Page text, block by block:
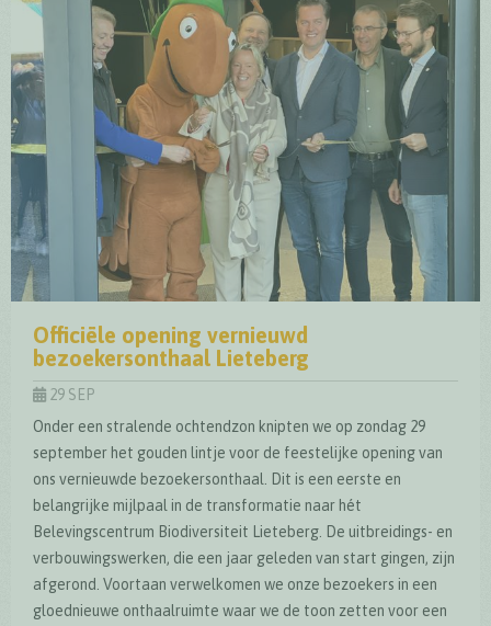
Officiële opening vernieuwd
bezoekersonthaal Lieteberg
29 SEP
Onder een stralende ochtendzon knipten we op zondag 29
september het gouden lintje voor de feestelijke opening van
ons vernieuwde bezoekersonthaal. Dit is een eerste en
belangrijke mijlpaal in de transformatie naar hét
Belevingscentrum Biodiversiteit Lieteberg. De uitbreidings- en
verbouwingswerken, die een jaar geleden van start gingen, zijn
afgerond. Voortaan verwelkomen we onze bezoekers in een
gloednieuwe onthaalruimte waar we de toon zetten voor een